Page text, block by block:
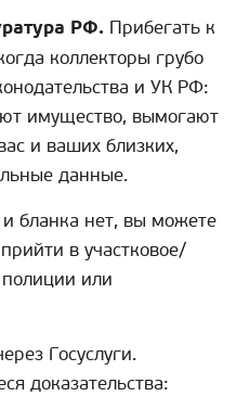
РФ. Прибегать к
коллекторы грубо
и УК РФ:
имущество, вымогают
и ваших близких,
данные.
бланка нет, вы можете
в участковое/
или
Госуслуги.
доказательства: